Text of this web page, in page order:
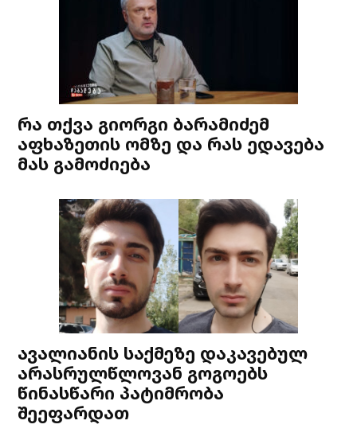
რა თქვა გიორგი ბარამიძემ
აფხაზეთის ომზე და რას ედავება
მას გამოძიება
ავალიანის საქმეზე დაკავებულ
არასრულწლოვან გოგოებს
წინასწარი პატიმრობა
შეეფარდათ